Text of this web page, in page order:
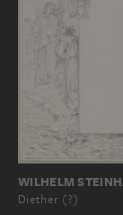
WILHELM
Diether (?)